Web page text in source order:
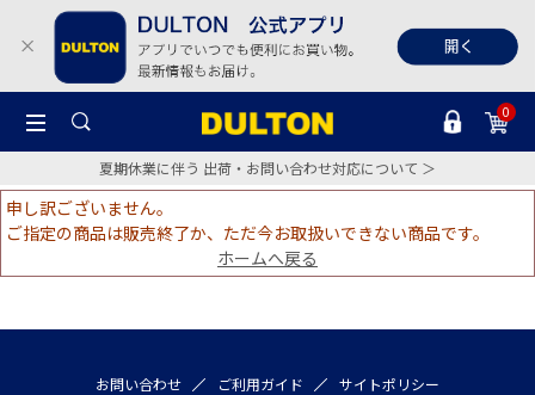
0
夏期休業に伴う 出荷・お問い合わせ対応について ＞
申し訳ございません。
ご指定の商品は販売終了か、ただ今お取扱いできない商品です。
ホームへ戻る
お問い合わせ ご利用ガイド
サイトポリシー